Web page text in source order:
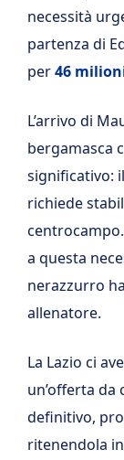
necessità
partenza di
per46
L’arrivo di
bergamasca
significativo:
richiede
a questa
nerazzurro
allenatore.
La Lazio ci
un’offerta da
definitivo,
ritenendola